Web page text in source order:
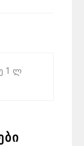
1 ლ